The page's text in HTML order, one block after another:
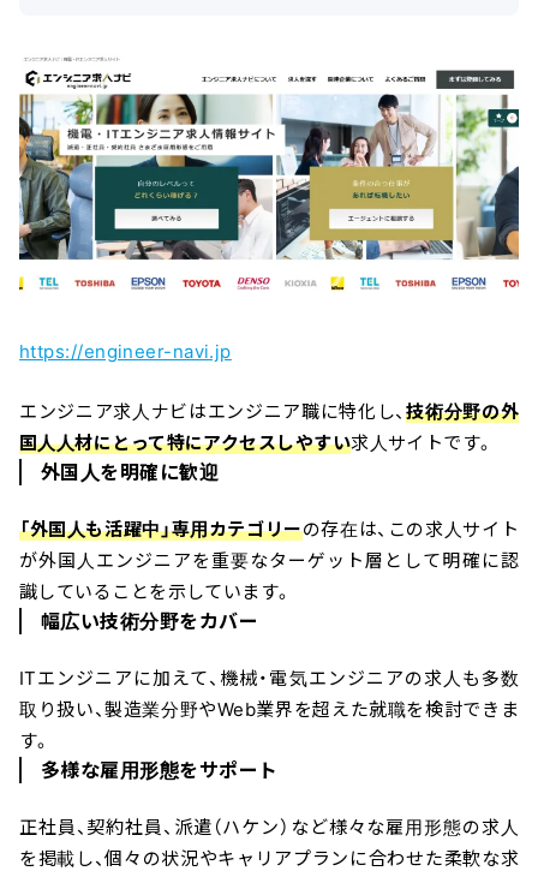
https://engineer-navi.jp
エンジニア求人ナビはエンジニア職に特化し、技術分野の外
国人人材にとって特にアクセスしやすい求人サイトです。
外国人を明確に歓迎
「外国人も活躍中」専用カテゴリーの存在は、この求人サイト
が外国人エンジニアを重要なターゲット層として明確に認
識していることを示しています。
幅広い技術分野をカバー
ITエンジニアに加えて、機械・電気エンジニアの求人も多数
取り扱い、製造業分野やWeb業界を超えた就職を検討できま
す。
多様な雇用形態をサポート
正社員、契約社員、派遣（ハケン）など様々な雇用形態の求人
を掲載し、個々の状況やキャリアプランに合わせた柔軟な求